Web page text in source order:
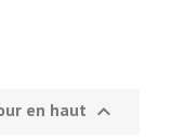
en haut 